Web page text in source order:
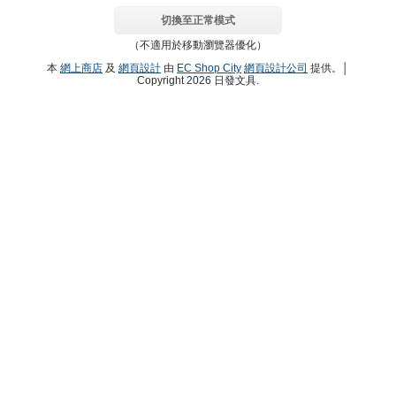
切換至正常模式
（不適用於移動瀏覽器優化）
本 網上商店 及 網頁設計 由 EC Shop City 網頁設計公司 提供。│
Copyright 2026 日發文具.